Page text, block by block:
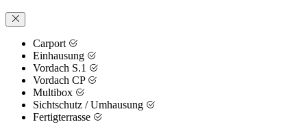
Carport
Einhausung
Vordach S.1
Vordach CP
Multibox
Sichtschutz / Umhausung
Fertigterrasse